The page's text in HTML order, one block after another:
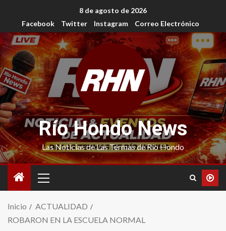
8 de agosto de 2026
Facebook
Twitter Instagram Correo Electrónico
Río Hondo News
Las Noticias de Las Termas de Río Hondo
Inicio
ACTUALIDAD
ROBARON EN LA ESCUELA NORMAL